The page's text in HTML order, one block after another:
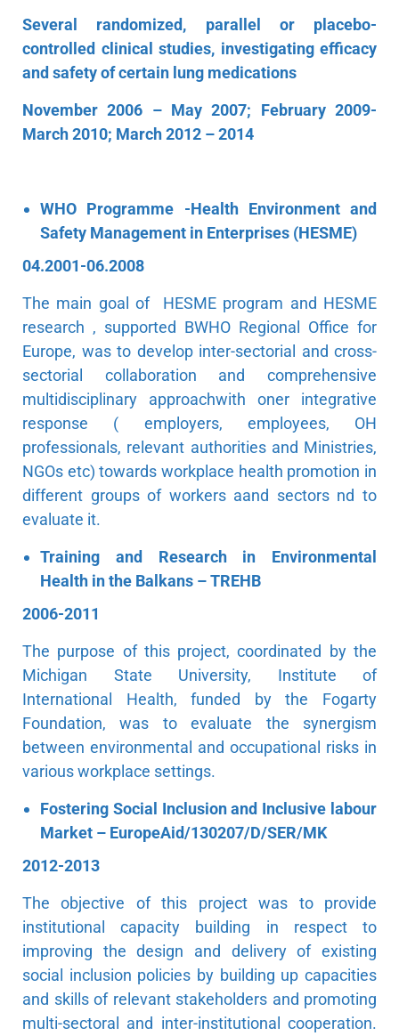
Several randomized, parallel or placebo-
controlled clinical studies, investigating efficacy
and safety of certain lung medications
November 2006 – May 2007; February 2009-
March 2010; March 2012 – 2014
WHO Programme -Health Environment and
Safety Management in Enterprises (HESME)
04.2001-06.2008
The main goal of HESME program and HESME
research , supported BWHO Regional Office for
Europe, was to develop inter-sectorial and cross-
sectorial collaboration and comprehensive
multidisciplinary approachwith oner integrative
response ( employers, employees, OH
professionals, relevant authorities and Ministries,
NGOs etc) towards workplace health promotion in
different groups of workers aand sectors nd to
evaluate it.
Training and Research in Environmental
Health in the Balkans – TREHB
2006-2011
The purpose of this project, coordinated by the
Michigan State University, Institute of
International Health, funded by the Fogarty
Foundation, was to evaluate the synergism
between environmental and occupational risks in
various workplace settings.
Fostering Social Inclusion and Inclusive labour
Market – EuropeAid/130207/D/SER/MK
2012-2013
The objective of this project was to provide
institutional capacity building in respect to
improving the design and delivery of existing
social inclusion policies by building up capacities
and skills of relevant stakeholders and promoting
multi-sectoral and inter-institutional cooperation.